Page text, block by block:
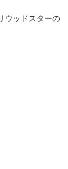
ウッドスターの